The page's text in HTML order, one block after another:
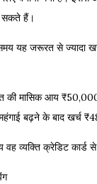
सकते हैं।
यह जरूरत से ज्यादा
की मासिक आय
बढ़ने के बाद खर्च
व्यक्ति क्रेडिट कार्ड